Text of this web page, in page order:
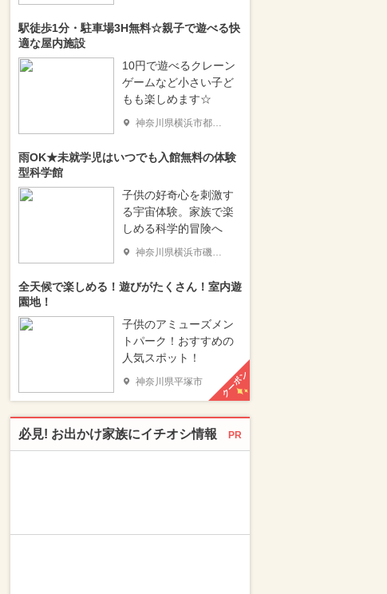
駅徒歩1分・駐車場3H無料☆親子で遊べる快
適な屋内施設
10円で遊べるクレーン
ゲームなど小さい子ど
もも楽しめます☆
神奈川県横浜市都筑区
雨OK★未就学児はいつでも入館無料の体験
型科学館
子供の好奇心を刺激す
る宇宙体験。家族で楽
しめる科学的冒険へ
神奈川県横浜市磯子区
全天候で楽しめる！遊びがたくさん！室内遊
園地！
子供のアミューズメン
トパーク！おすすめの
人気スポット！
神奈川県平塚市 クーポン
必見! お出かけ家族にイチオシ情報 PR